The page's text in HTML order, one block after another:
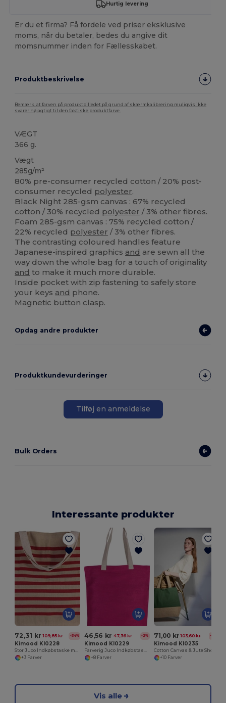
Hurtig levering
Er du et firma? Få fordele ved priser eksklusive
moms, når du betaler, bedes du angive dit
momsnummer inden for Fællesskabet.
Produktbeskrivelse
Bemærk, at farven på produktbilledet på grund af skærmkalibrering muligvis ikke
svarer nøjagtigt til den faktiske produktfarve.
VÆGT
366 g.
Vægt
285g/m²
80% pre-consumer recycled cotton / 20% post-
consumer recycled polyester.
Black Night 285-gsm canvas : 67% recycled
cotton / 30% recycled polyester / 3% other fibres.
Foam 285-gsm canvas : 75% recycled cotton /
22% recycled polyester / 3% other fibres.
The contrasting coloured handles feature
Japanese-inspired graphics and are sewn all the
way down the whole bag for a touch of originality
and to make it much more durable.
Inside pocket with zip fastening to safely store
your keys and phone.
Magnetic button clasp.
Opdag andre produkter
Produktkundevurderinger
Tilføj en anmeldelse
Bulk Orders
Interessante produkter
72,31 kr 109,85 kr -34%
Kimood KI0228
+3 Farver
46,56 kr 47,36 kr -2%
Kimood KI0229
+8 Farver
71,00 kr 103,60 kr -31%
Kimood KI0235
+10 Farver
Vis alle